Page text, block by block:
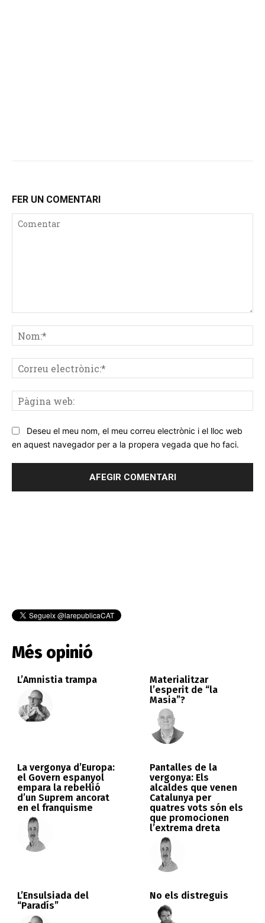
FER UN COMENTARI
Deseu el meu nom, el meu correu electrònic i el lloc web
en aquest navegador per a la propera vegada que ho faci.
Més opinió
L’Amnistia trampa
Materialitzar
l’esperit de “la
Masia”?
La vergonya d’Europa:
el Govern espanyol
empara la rebel·lió
d’un Suprem ancorat
en el franquisme
Pantalles de la
vergonya: Els
alcaldes que venen
Catalunya per
quatres vots són els
que promocionen
l’extrema dreta
L’Ensulsiada del
“Paradís”
No els distreguis